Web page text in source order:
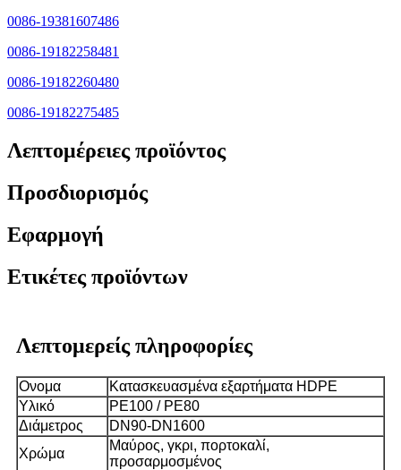
0086-19381607486
0086-19182258481
0086-19182260480
0086-19182275485
Λεπτομέρειες προϊόντος
Προσδιορισμός
Εφαρμογή
Ετικέτες προϊόντων
Λεπτομερείς πληροφορίες
Ονομα
Κατασκευασμένα εξαρτήματα HDPE
Υλικό
PE100 / PE80
Διάμετρος
DN90-DN1600
Χρώμα
Μαύρος, γκρι, πορτοκαλί,
προσαρμοσμένος